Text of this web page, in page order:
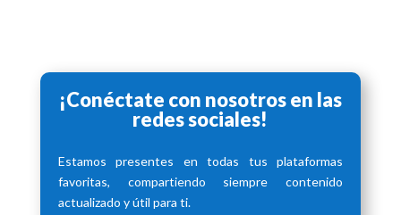
¡Conéctate con nosotros en las
redes sociales!
Estamos presentes en todas tus plataformas
favoritas, compartiendo siempre contenido
actualizado y útil para ti.